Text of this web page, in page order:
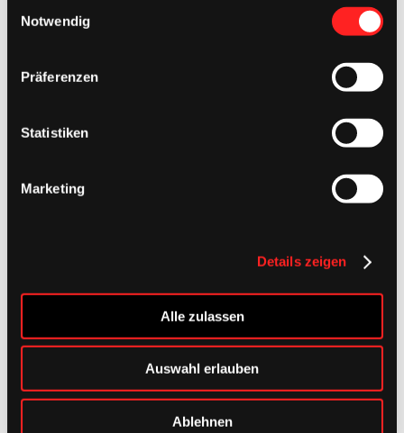
Notwendig
Präferenzen
Statistiken
Marketing
Details zeigen
Alle zulassen
Auswahl erlauben
Ablehnen